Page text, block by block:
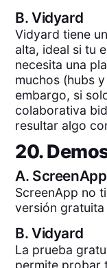
B.Vidyard
Vidyard tiene
alta, ideal si tu
necesita una
muchos (hubs
embargo, si
colaborativa
resultar algo
20.
A. ScreenApp
ScreenApp no
versión
B.Vidyard
La prueba
permite probar